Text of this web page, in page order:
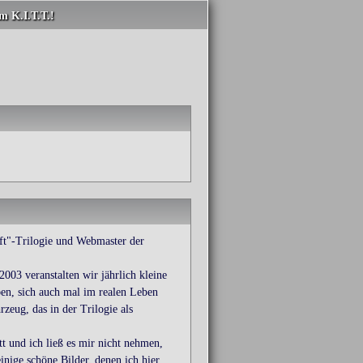
K.I.T.T.!
Trilogie und Webmaster der
veranstalten wir jährlich kleine
sich auch mal im realen Leben
das in der Trilogie als
und ich ließ es mir nicht nehmen,
schöne Bilder, denen ich hier